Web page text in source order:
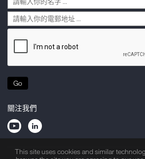
Go
關注我們
This site uses cookies and similar